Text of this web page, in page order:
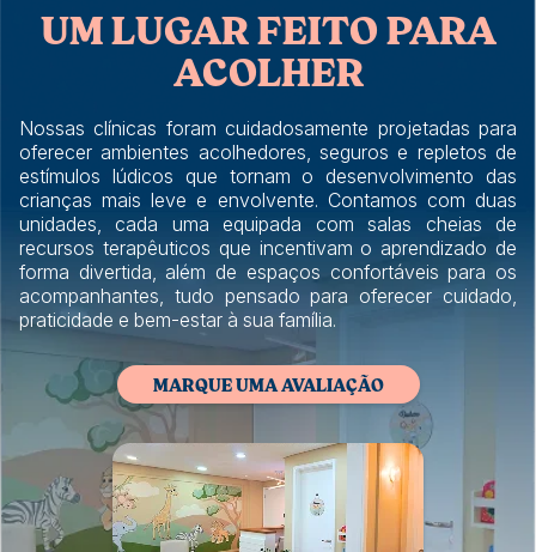
UM LUGAR FEITO PARA
ACOLHER
Nossas clínicas foram cuidadosamente projetadas para
oferecer ambientes acolhedores, seguros e repletos de
estímulos lúdicos que tornam o desenvolvimento das
crianças mais leve e envolvente. Contamos com duas
unidades, cada uma equipada com salas cheias de
recursos terapêuticos que incentivam o aprendizado de
forma divertida, além de espaços confortáveis para os
acompanhantes, tudo pensado para oferecer cuidado,
praticidade e bem-estar à sua família.
MARQUE UMA AVALIAÇÃO